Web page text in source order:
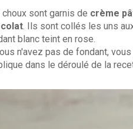
choux sont garnis de crème
. Ils sont collés les uns
blanc teint en rose.
n'avez pas de fondant,
dans le déroulé de la